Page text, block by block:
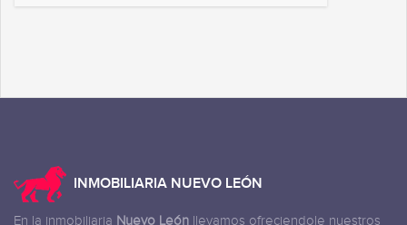
INMOBILIARIA NUEVO LEÓN
En la inmobiliaria Nuevo León llevamos ofreciendole nuestros